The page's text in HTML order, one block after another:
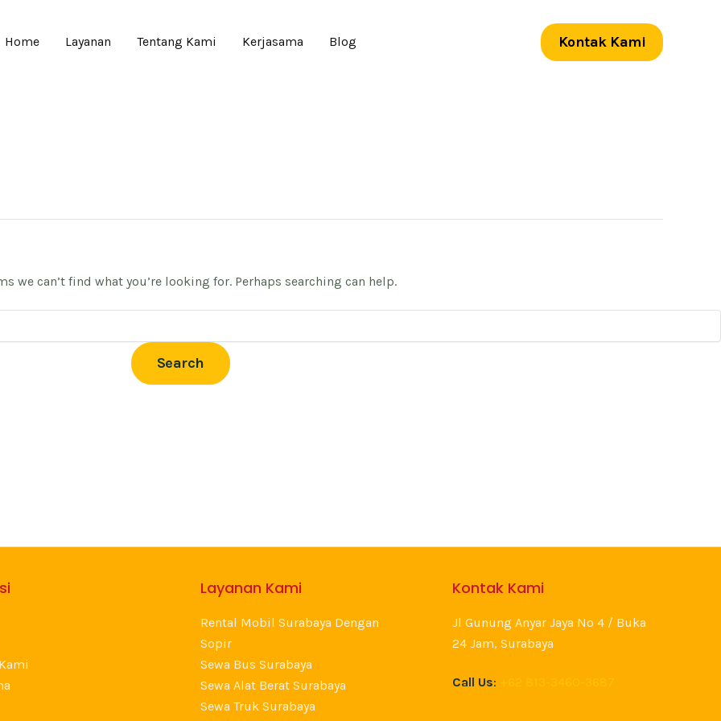
Home Layanan Tentang Kami Kerjasama Blog Kontak Kami
we can’t find what you’re looking for. Perhaps searching can help.
Layanan Kami
Rental Mobil Surabaya Dengan
Sopir
Sewa Bus Surabaya
Sewa Alat Berat Surabaya
Sewa Truk Surabaya
Kontak Kami
Jl Gunung Anyar Jaya No 4 / Buka
24 Jam, Surabaya
Call Us: